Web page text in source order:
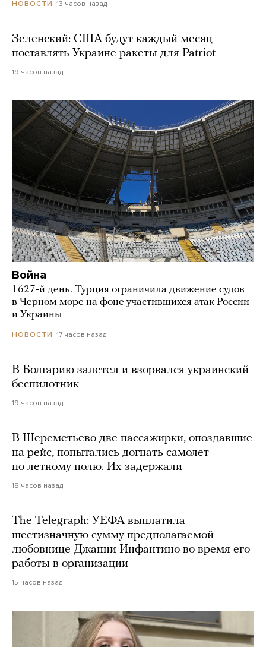
НОВОСТИ 13 часов назад
Зеленский: США будут каждый месяц
поставлять Украине ракеты для Patriot
19 часов назад
Война
1627-й день. Турция ограничила движение судов
в Черном море на фоне участившихся атак России
и Украины
НОВОСТИ 17 часов назад
В Болгарию залетел и взорвался украинский
беспилотник
19 часов назад
В Шереметьево две пассажирки, опоздавшие
на рейс, попытались догнать самолет
по летному полю. Их задержали
18 часов назад
The Telegraph: УЕФА выплатила
шестизначную сумму предполагаемой
любовнице Джанни Инфантино во время его
работы в организации
15 часов назад